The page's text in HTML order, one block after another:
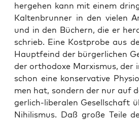
her­ge­hen kann mit einem
Kal­ten­brun­ner in den vie­len
und in den Büchern, die er
schrieb. Eine Kost­pro­be aus
Haupt­feind der bür­ger­li­chen
der ortho­do­xe Mar­xis­mus, der
schon eine kon­ser­va­ti­ve
men hat, son­dern der nur auf
ger­lich-libe­ra­len Gesell­schaft
Nihi­lis­mus. Daß gro­ße Tei­le